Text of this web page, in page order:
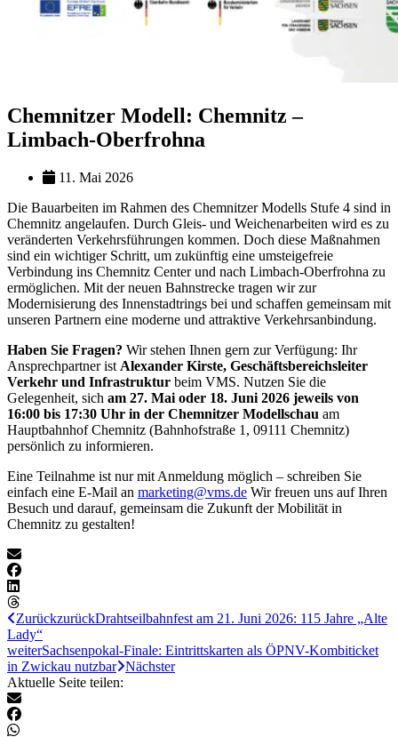
Chemnitzer Modell: Chemnitz –
Limbach-Oberfrohna
11. Mai 2026
Die Bauarbeiten im Rahmen des Chemnitzer Modells Stufe 4 sind in
Chemnitz angelaufen. Durch Gleis- und Weichenarbeiten wird es zu
veränderten Verkehrsführungen kommen. Doch diese Maßnahmen
sind ein wichtiger Schritt, um zukünftig eine umsteigefreie
Verbindung ins Chemnitz Center und nach Limbach-Oberfrohna zu
ermöglichen. Mit der neuen Bahnstrecke tragen wir zur
Modernisierung des Innenstadtrings bei und schaffen gemeinsam mit
unseren Partnern eine moderne und attraktive Verkehrsanbindung.
Haben Sie Fragen? Wir stehen Ihnen gern zur Verfügung: Ihr
Ansprechpartner ist Alexander Kirste, Geschäftsbereichsleiter
Verkehr und Infrastruktur beim VMS. Nutzen Sie die
Gelegenheit, sich am 27. Mai oder 18. Juni 2026 jeweils von
16:00 bis 17:30 Uhr in der Chemnitzer Modellschau am
Hauptbahnhof Chemnitz (Bahnhofstraße 1, 09111 Chemnitz)
persönlich zu informieren.
Eine Teilnahme ist nur mit Anmeldung möglich – schreiben Sie
einfach eine E-Mail an marketing@vms.de Wir freuen uns auf Ihren
Besuch und darauf, gemeinsam die Zukunft der Mobilität in
Chemnitz zu gestalten!
ZurückzurückDrahtseilbahnfest am 21. Juni 2026: 115 Jahre „Alte
Lady“
weiterSachsenpokal-Finale: Eintrittskarten als ÖPNV-Kombiticket
in Zwickau nutzbar Nächster
Aktuelle Seite teilen: